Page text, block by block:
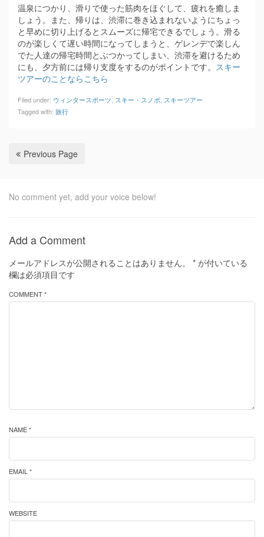
温泉につかり、滑りで使った筋肉をほぐして、疲れを癒しま
しょう。また、帰りは、渋滞に巻き込まれないようにちょっ
と早めに切り上げるとスムーズに帰宅できるでしょう。滑る
のが楽しくて遅い時間になってしまうと、ゲレンデで楽しん
でた人達の帰宅時間とぶつかってしまい、渋滞を避けるため
にも、夕方前には帰り支度をするのがポイントです。 スキー
ツアーのことならこちら
Filed under: ウィンタースポーツ スキー・スノボ スキーツアー
Tagged with: 旅行
Previous Page
No comment yet, add your voice below!
Add a Comment
メールアドレスが公開されることはありません。 * が付いている
欄は必須項目です
COMMENT *
NAME *
EMAIL *
WEBSITE